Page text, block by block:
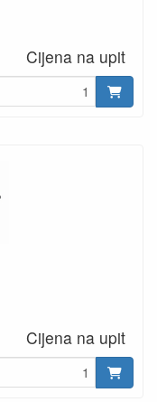
Cijena na upit
Cijena na upit